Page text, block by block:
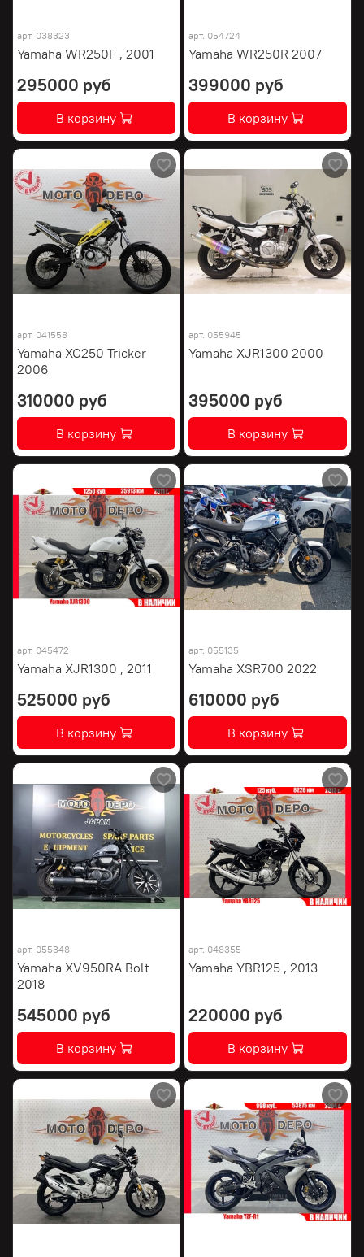
арт. 038323
Yamaha WR250F , 2001
295000 руб
В корзину
арт. 054724
Yamaha WR250R 2007
399000 руб
В корзину
арт. 041558
Yamaha XG250 Tricker
2006
310000 руб
В корзину
арт. 055945
Yamaha XJR1300 2000
395000 руб
В корзину
арт. 045472
Yamaha XJR1300 , 2011
525000 руб
В корзину
арт. 055135
Yamaha XSR700 2022
610000 руб
В корзину
арт. 055348
Yamaha XV950RA Bolt
2018
545000 руб
В корзину
арт. 048355
Yamaha YBR125 , 2013
220000 руб
В корзину